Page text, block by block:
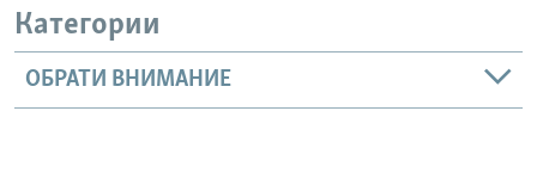
Категории
ОБРАТИ ВНИМАНИЕ